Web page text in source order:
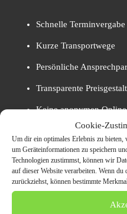
Cookie-
Um dir ein optimales Erlebnis zu
um Geräteinformationen zu speichern
Technologien zustimmst, können wir
auf dieser Website verarbeiten. Wenn
zurückziehst, können bestimmte
Schnelle Terminvergabe
Kurze Transportwege
Persönliche
Transparente
Keine anonymen
Die regionale
faire Bewertungen.
Transparente